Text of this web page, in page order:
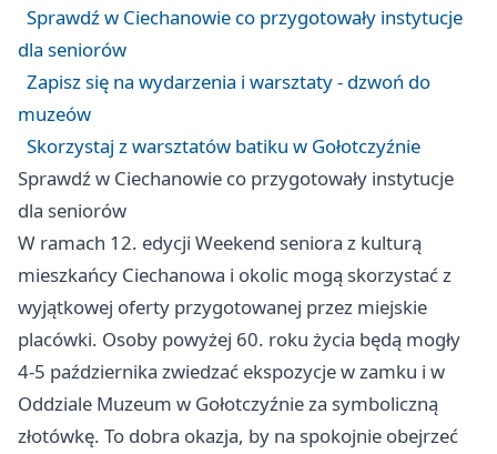
Sprawdź w Ciechanowie co przygotowały instytucje
dla seniorów
Zapisz się na wydarzenia i warsztaty - dzwoń do
muzeów
Skorzystaj z warsztatów batiku w Gołotczyźnie
Sprawdź w Ciechanowie co przygotowały instytucje
dla seniorów
W ramach 12. edycji Weekend seniora z kulturą
mieszkańcy Ciechanowa i okolic mogą skorzystać z
wyjątkowej oferty przygotowanej przez miejskie
placówki. Osoby powyżej 60. roku życia będą mogły
4-5 października zwiedzać ekspozycje w zamku i w
Oddziale Muzeum w Gołotczyźnie za symboliczną
złotówkę. To dobra okazja, by na spokojnie obejrzeć